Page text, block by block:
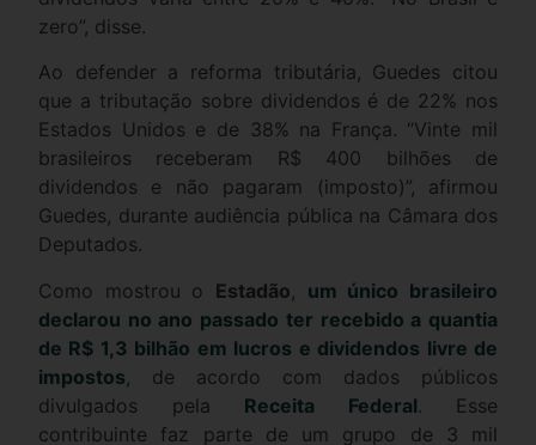
zero”, disse.
Ao defender a reforma tributária, Guedes citou
que a tributação sobre dividendos é de 22% nos
Estados Unidos e de 38% na França. “Vinte mil
brasileiros receberam R$ 400 bilhões de
dividendos e não pagaram (imposto)”, afirmou
Guedes, durante audiência pública na Câmara dos
Deputados.
Como mostrou o Estadão
um único brasileiro
declarou no ano passado ter recebido a quantia
de R$ 1,3 bilhão em lucros e dividendos livre de
impostos , de acordo com dados públicos
divulgados pela Receita Federal. Esse
contribuinte faz parte de um grupo de 3 mil